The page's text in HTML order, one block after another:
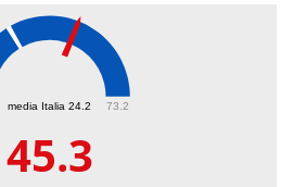
media Italia 24.2 73.2
45.3